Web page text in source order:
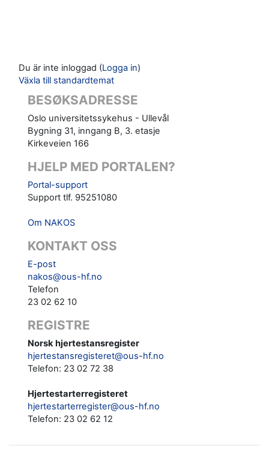
Du är inte inloggad (Logga in)
Växla till standardtemat
BESØKSADRESSE
Oslo universitetssykehus - Ullevål
Bygning 31, inngang B, 3. etasje
Kirkeveien 166
HJELP MED PORTALEN?
Portal-support
Support tlf. 95251080
Om NAKOS
KONTAKT OSS
E-post
nakos@ous-hf.no
Telefon
23 02 62 10
REGISTRE
Norsk hjertestansregister
hjertestansregisteret@ous-hf.no
Telefon: 23 02 72 38
Hjertestarterregisteret
hjertestarterregister@ous-hf.no
Telefon: 23 02 62 12‬‬